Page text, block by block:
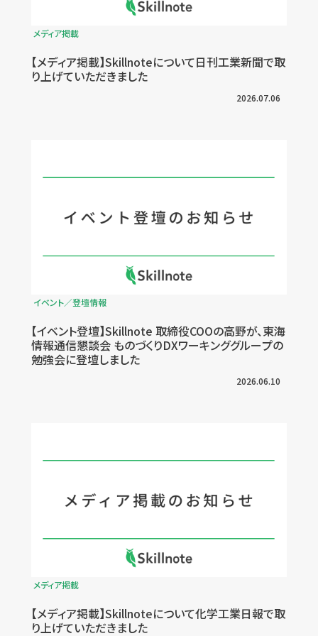
メディア掲載
【メディア掲載】Skillnoteについて日刊工業新聞で取
り上げていただきました
2026.07.06
イベント／登壇情報
【イベント登壇】Skillnote 取締役COOの高野が、東海
情報通信懇談会 ものづくりDXワーキンググループの
勉強会に登壇しました
2026.06.10
メディア掲載
【メディア掲載】Skillnoteについて化学工業日報で取
り上げていただきました